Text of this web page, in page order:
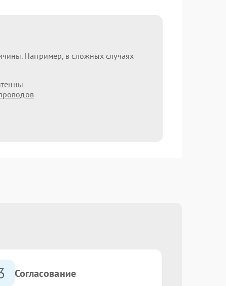
Например, в сложных случаях
Согласование